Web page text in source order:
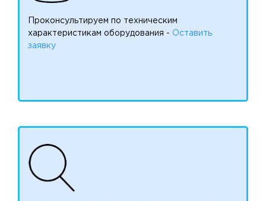
Проконсультируем по техническим
характеристикам оборудования - Оставить
заявку